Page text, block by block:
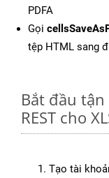
PDFA
Gọi
tệp HTML sang
Bắt đầu tận
REST cho
Tạo tài